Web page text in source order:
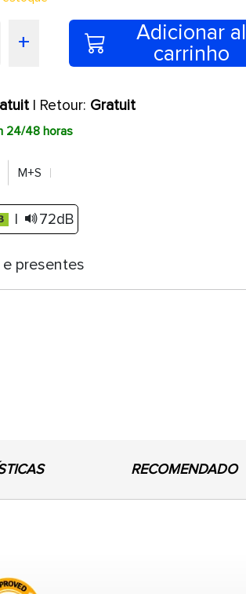
+
Adicionar al
carrinho
| Retour: Gratuit
24/48 horas
M+S
| 72dB
presentes
RECOMENDADO